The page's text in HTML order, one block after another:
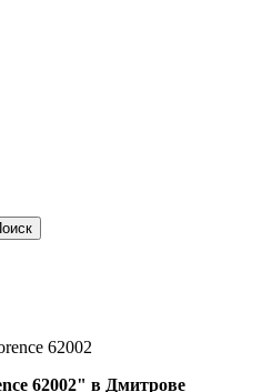
62002
62002" в Дмитрове